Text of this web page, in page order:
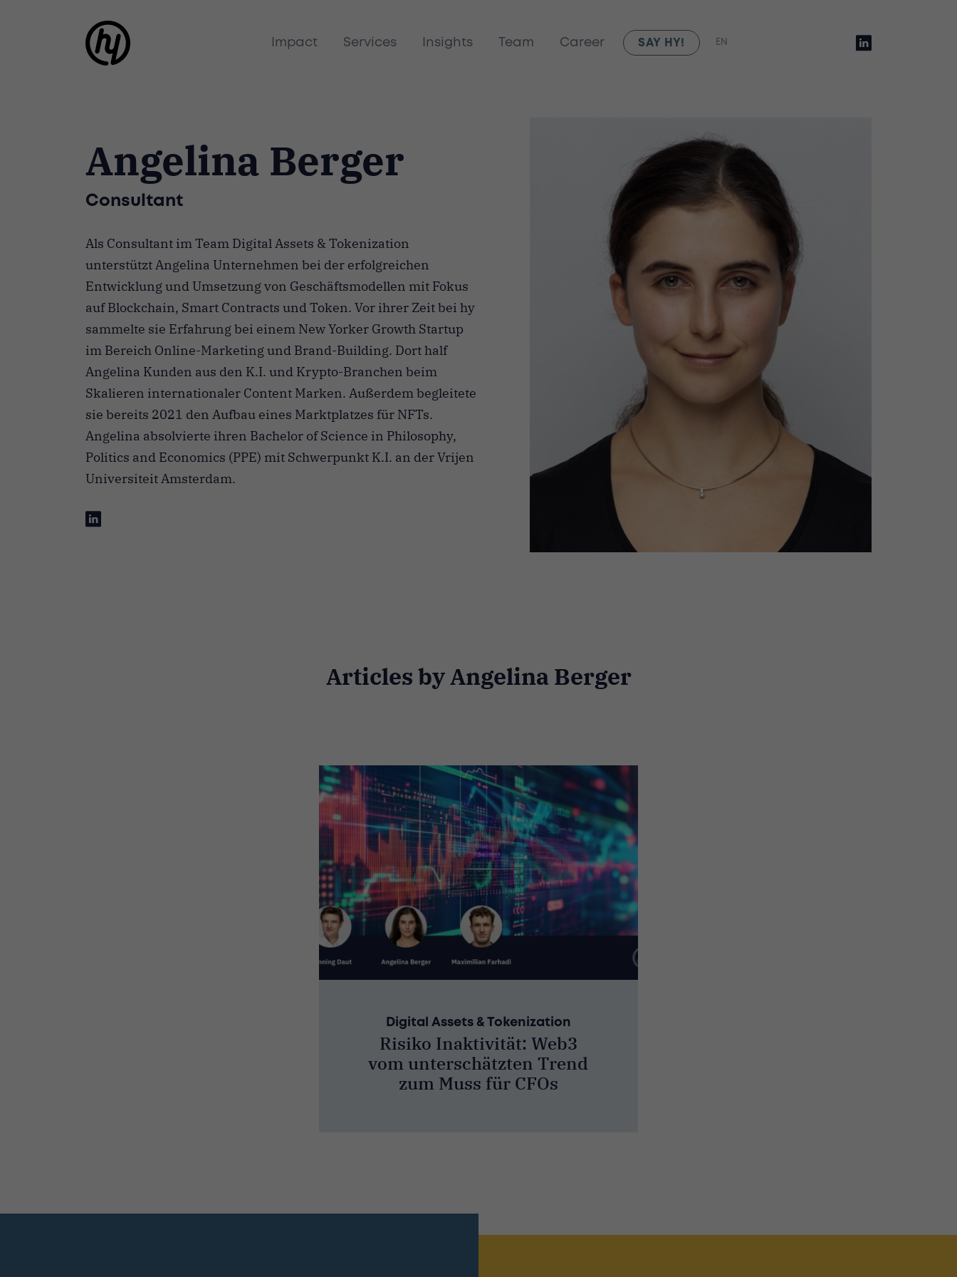
Impact Services Insights Team Career SAY HY! EN
Angelina Berger
Consultant
Als Consultant im Team Digital Assets & Tokenization
unterstützt Angelina Unternehmen bei der erfolgreichen
Entwicklung und Umsetzung von Geschäftsmodellen mit Fokus
auf Blockchain, Smart Contracts und Token. Vor ihrer Zeit bei hy
sammelte sie Erfahrung bei einem New Yorker Growth Startup
im Bereich Online-Marketing und Brand-Building. Dort half
Angelina Kunden aus den K.I. und Krypto-Branchen beim
Skalieren internationaler Content Marken. Außerdem begleitete
sie bereits 2021 den Aufbau eines Marktplatzes für NFTs.
Angelina absolvierte ihren Bachelor of Science in Philosophy,
Politics and Economics (PPE) mit Schwerpunkt K.I. an der Vrijen
Universiteit Amsterdam.
Articles by Angelina Berger
Digital Assets & Tokenization
Risiko Inaktivität: Web3
vom unterschätzten Trend
zum Muss für CFOs